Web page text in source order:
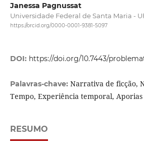
Janessa Pagnussat
Universidade Federal de Santa Maria -
https://orcid.org/0000-0001-9381-5097
DOI: https://doi.org/10.7443/
Palavras-chave: Narrativa de ficção,
Tempo, Experiência temporal, Aporias
RESUMO